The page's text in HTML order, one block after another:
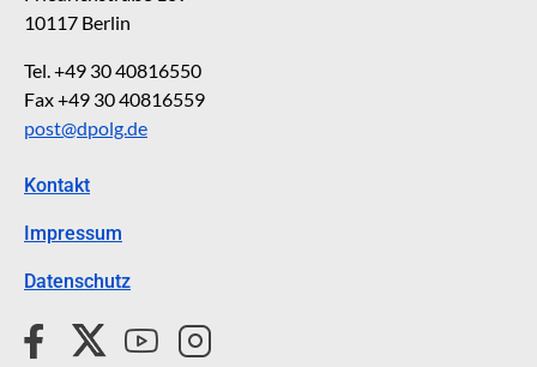
10117 Berlin
Tel. +49 30 40816550
Fax +49 30 40816559
post@dpolg.de
Kontakt
Impressum
Datenschutz